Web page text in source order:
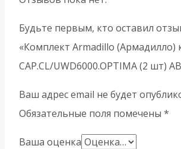
Будьте первым, кто оставил
«Комплект Armadillo (Армадилло)
CAP.CL/UWD6000.OPTIMA (2 шт)
Ваш адрес email не будет
Обязательные поля помечены *
Ваша оценка